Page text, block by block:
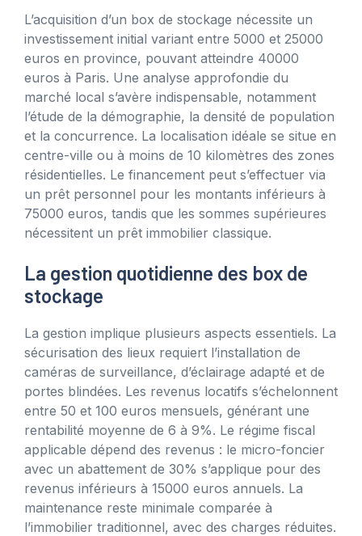
L’acquisition d’un box de stockage nécessite un
investissement initial variant entre 5000 et 25000
euros en province, pouvant atteindre 40000
euros à Paris. Une analyse approfondie du
marché local s’avère indispensable, notamment
l’étude de la démographie, la densité de population
et la concurrence. La localisation idéale se situe en
centre-ville ou à moins de 10 kilomètres des zones
résidentielles. Le financement peut s’effectuer via
un prêt personnel pour les montants inférieurs à
75000 euros, tandis que les sommes supérieures
nécessitent un prêt immobilier classique.
La gestion quotidienne des box de
stockage
La gestion implique plusieurs aspects essentiels. La
sécurisation des lieux requiert l’installation de
caméras de surveillance, d’éclairage adapté et de
portes blindées. Les revenus locatifs s’échelonnent
entre 50 et 100 euros mensuels, générant une
rentabilité moyenne de 6 à 9%. Le régime fiscal
applicable dépend des revenus : le micro-foncier
avec un abattement de 30% s’applique pour des
revenus inférieurs à 15000 euros annuels. La
maintenance reste minimale comparée à
l’immobilier traditionnel, avec des charges réduites.